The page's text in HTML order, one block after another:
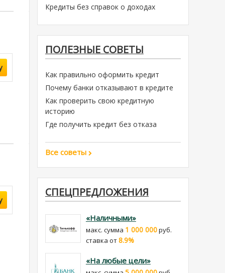
Кредиты без справок о доходах
ПОЛЕЗНЫЕ СОВЕТЫ
Как правильно оформить кредит
Почему банки отказывают в кредите
Как проверить свою кредитную
историю
Где получить кредит без отказа
Все советы
СПЕЦПРЕДЛОЖЕНИЯ
«Наличными»
макс. сумма 1 000 000руб.
cтавка от8.9%
«На любые цели»